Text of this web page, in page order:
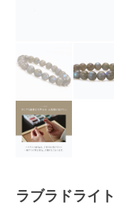
ラブラドライ